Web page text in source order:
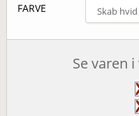
FARVE
Se varen